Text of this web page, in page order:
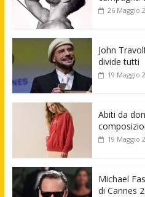
26 Maggio
John
divide tutti
19 Maggio
Abiti da
19 Maggio
Michael
di Cannes